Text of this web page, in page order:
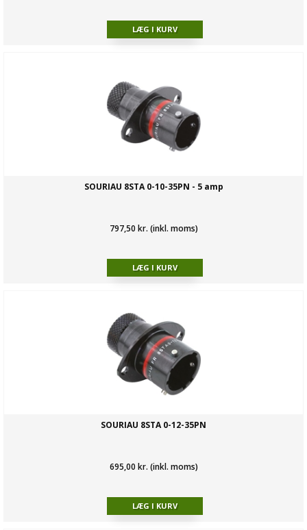
SOURIAU 8STA 0-10-35PN - 5 amp
797,50 kr. (inkl. moms)
SOURIAU 8STA 0-12-35PN
695,00 kr. (inkl. moms)